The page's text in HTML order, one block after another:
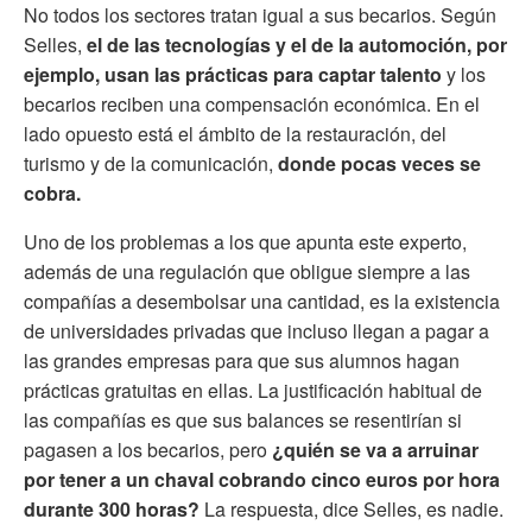
No todos los sectores tratan igual a sus becarios. Según
Selles, el de las tecnologías y el de la automoción, por
ejemplo, usan las prácticas para captar talento y los
becarios reciben una compensación económica. En el
lado opuesto está el ámbito de la restauración, del
turismo y de la comunicación, donde pocas veces se
cobra.
Uno de los problemas a los que apunta este experto,
además de una regulación que obligue siempre a las
compañías a desembolsar una cantidad, es la existencia
de universidades privadas que incluso llegan a pagar a
las grandes empresas para que sus alumnos hagan
prácticas gratuitas en ellas. La justificación habitual de
las compañías es que sus balances se resentirían si
pagasen a los becarios, pero ¿quién se va a arruinar
por tener a un chaval cobrando cinco euros por hora
durante 300 horas? La respuesta, dice Selles, es nadie.